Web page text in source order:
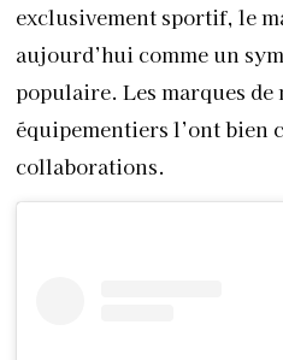
exclusivement sportif, le
aujourd’hui comme un
populaire. Les marques de
équipementiers l’ont
collaborations.